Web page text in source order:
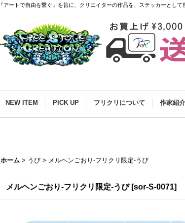
『アートで自由を繋ぐ』を旨に、クリエイターの作品を、ステッカーとし
NEW ITEM PICK UP フリクリについて 作家紹介
ホーム > うび > メルヘンごおり-フリクリ限定-うび
メルヘンごおり-フリクリ限定-うび [sor-S-0071]